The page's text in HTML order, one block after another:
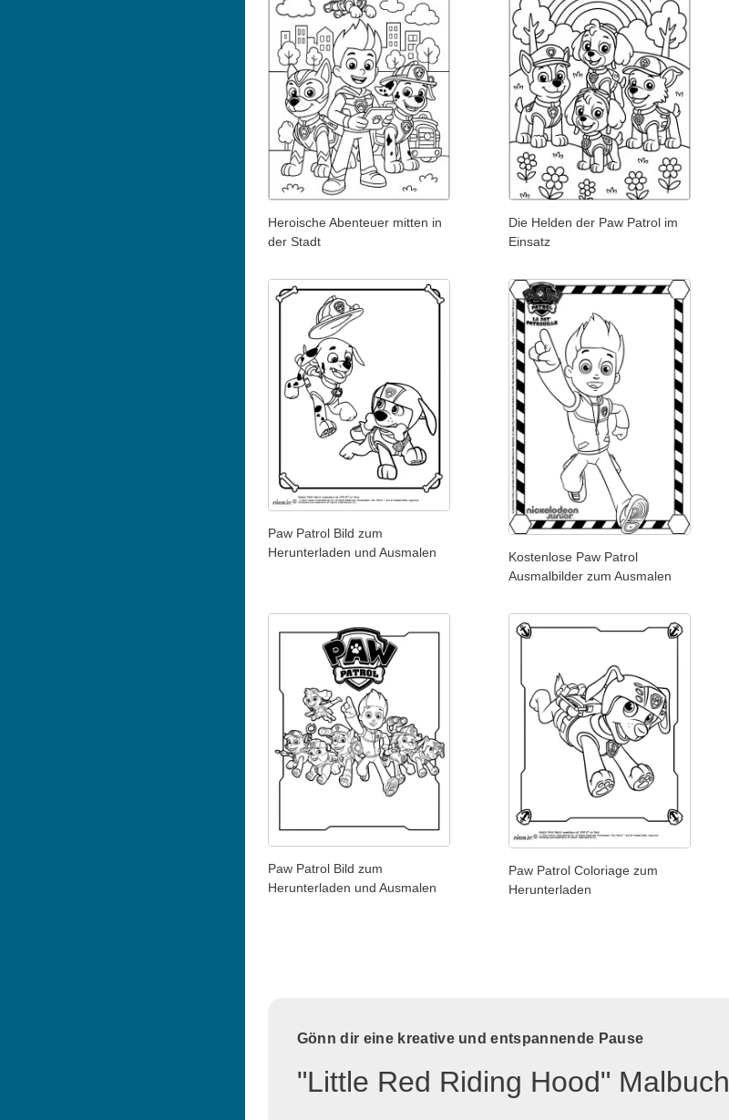
Heroische Abenteuer mitten in
der Stadt
Die Helden der Paw Patrol im
Einsatz
Paw Patrol Bild zum
Herunterladen und Ausmalen
Kostenlose Paw Patrol
Ausmalbilder zum Ausmalen
Paw Patrol Bild zum
Herunterladen und Ausmalen
Paw Patrol Coloriage zum
Herunterladen
Gönn dir eine kreative und entspannende Pause
"Little Red Riding Hood" Malbuch